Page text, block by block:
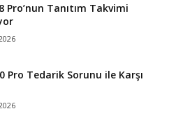
Pro’nun Tanıtım Takvimi
Pro Tedarik Sorunu ile Karşı